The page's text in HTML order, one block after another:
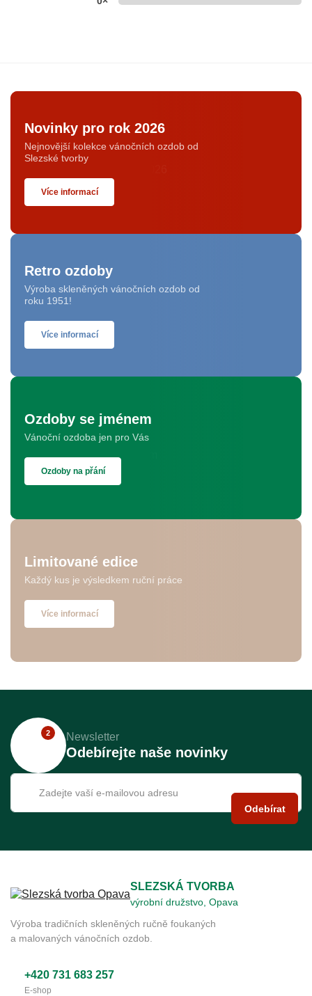
Novinky pro rok 2026
Nejnovější kolekce vánočních ozdob od
Slezské tvorby
Více informací
Retro ozdoby
Výroba skleněných vánočních ozdob od
roku 1951!
Více informací
Ozdoby se jménem
Vánoční ozdoba jen pro Vás
Ozdoby na přání
Limitované edice
Každý kus je výsledkem ruční práce
Více informací
2 Newsletter
Odebírejte naše novinky
Odebírat
SLEZSKÁ TVORBA
výrobní družstvo, Opava
Výroba tradičních skleněných ručně foukaných
a malovaných vánočních ozdob.
+420 731 683 257
E-shop